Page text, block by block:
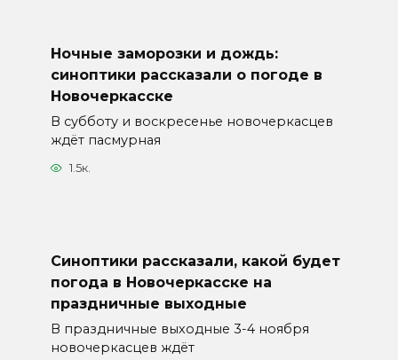
Ночные заморозки и дождь:
синоптики рассказали о погоде в
Новочеркасске
В субботу и воскресенье новочеркасцев
ждёт пасмурная
1.5к.
Синоптики рассказали, какой будет
погода в Новочеркасске на
праздничные выходные
В праздничные выходные 3-4 ноября
новочеркасцев ждёт